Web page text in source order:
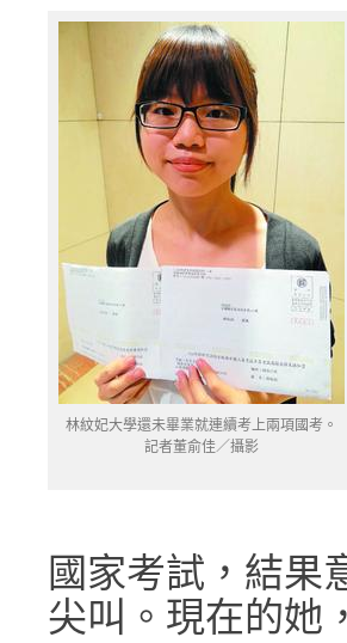
林紋妃大學還未畢業就連續考上兩項國考。
記者董俞佳／攝影
國家考試，結果
尖叫。現在的她